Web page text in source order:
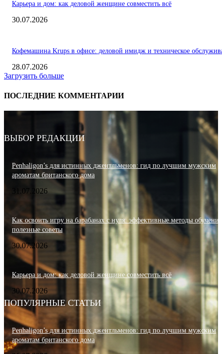
Карьера и дом: как деловой женщине совместить всё
30.07.2026
Кофемашина Krups в офисе: деловой имидж и техническое
28.07.2026
Загрузить больше
ПОСЛЕДНИЕ КОММЕНТАРИИ
ВЫБОР РЕДАКЦИИ
Penhaligon’s для истинных джентльменов: гид по лучшим мужским
ароматам британского дома
31.07.2026
Как освоить игру на барабанах с нуля: эффективные методы
полезные советы
30.07.2026
Карьера и дом: как деловой женщине совместить всё
30.07.2026
ПОПУЛЯРНЫЕ СТАТЬИ
Penhaligon’s для истинных джентльменов: гид по лучшим мужским
ароматам британского дома